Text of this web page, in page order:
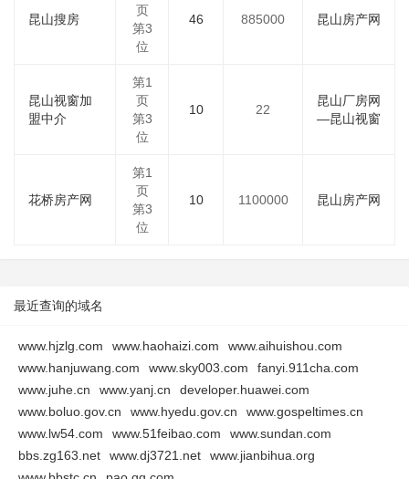
昆山搜房
页
第3
位
46 885000 昆山房产网
昆山视窗加
盟中介
第1
页
第3
位
10 22
昆山厂房网
—昆山视窗
花桥房产网
第1
页
第3
位
10 1100000 昆山房产网
最近查询的域名
www.hjzlg.com www.haohaizi.com
www.aihuishou.com
www.hanjuwang.com
www.sky003.com
fanyi.911cha.com
www.juhe.cn
www.yanj.cn
developer.huawei.com
www.boluo.gov.cn
www.hyedu.gov.cn
www.gospeltimes.cn
www.lw54.com
www.51feibao.com
www.sundan.com
bbs.zg163.net
www.dj3721.net
www.jianbihua.org